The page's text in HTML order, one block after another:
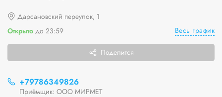
Дарсановский переулок, 1
Открыто до 23:59 Весь график
Поделится
+79786349826
Приёмщик: ООО МИРМЕТ